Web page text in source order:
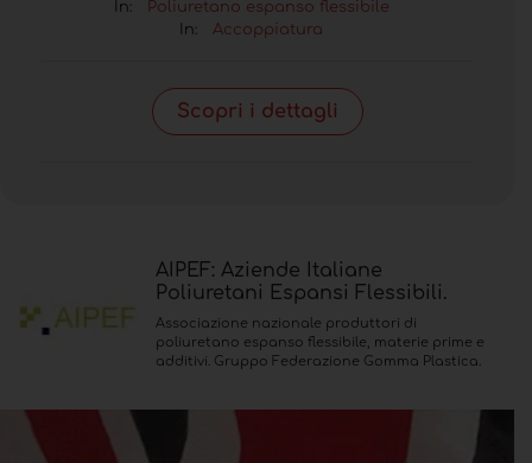
In:
Poliuretano espanso flessibile
In: Accoppiatura
Scopri i dettagli
AIPEF: Aziende Italiane
Poliuretani Espansi Flessibili.
Associazione nazionale produttori di
poliuretano espanso flessibile, materie prime e
additivi. Gruppo Federazione Gomma Plastica.